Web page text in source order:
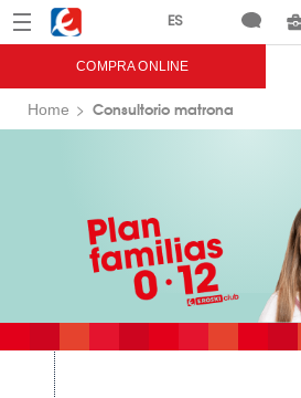
Menú Eroski
COMPRA ONLINE
Home Consultorio matrona